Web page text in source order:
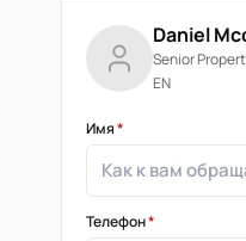
Daniel
Senior
EN
Имя*
Телефон*